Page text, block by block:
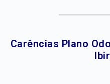
Carências Plano